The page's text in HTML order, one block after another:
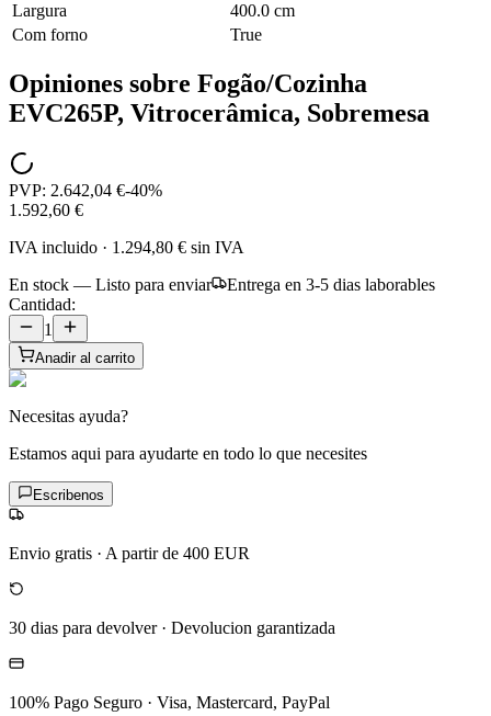
Largura
400.0 cm
Com forno
True
Opiniones sobre Fogão/Cozinha
EVC265P, Vitrocerâmica, Sobremesa
PVP: 2.642,04 €-40%
1.592,60 €
IVA incluido · 1.294,80 € sin IVA
En stock — Listo para enviar
Entrega en 3-5 dias laborables
Cantidad:
1
Anadir al carrito
Necesitas ayuda?
Estamos aqui para ayudarte en todo lo que necesites
Escribenos
Envio gratis · A partir de 400 EUR
30 dias para devolver· Devolucion garantizada
100% Pago Seguro · Visa, Mastercard, PayPal